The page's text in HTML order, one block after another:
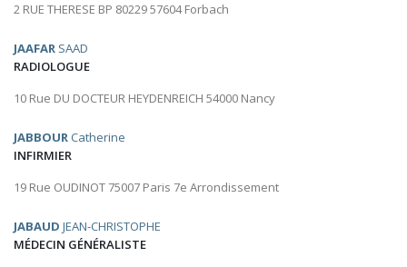
2 RUE THERESE BP 80229 57604 Forbach
JAAFAR SAAD
RADIOLOGUE
10 Rue DU DOCTEUR HEYDENREICH 54000 Nancy
JABBOUR Catherine
INFIRMIER
19 Rue OUDINOT 75007 Paris 7e Arrondissement
JABAUD JEAN-CHRISTOPHE
MÉDECIN GÉNÉRALISTE